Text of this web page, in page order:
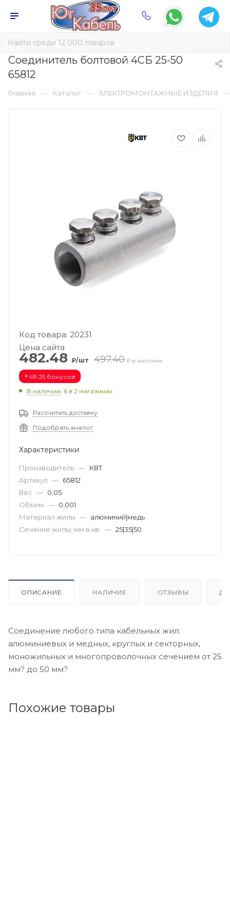
Соединитель болтовой 4СБ 25-50
65812
Главная — Каталог — ЭЛЕКТРОМОНТАЖНЫЕ ИЗДЕЛИЯ —
Код товара: 20231
Цена сайта
482.48 ₽/шт 497.40 ₽ в магазине
+48.25 бонусов
В наличии: 6 в 2 магазинах
Рассчитать доставку
Подобрать аналог
Характеристики
Производитель — КВТ
Артикул — 65812
Вес — 0,05
Объем — 0,001
Материал жилы — алюминий|медь
Сечение жилы, мм в кв.
— 25|35|50
ОПИСАНИЕ НАЛИЧИЕ ОТЗЫВЫ
Соединение любого типа кабельных жил:
алюминиевых и медных, круглых и секторных,
моножильных и многопроволочных сечением от 25
мм? до 50 мм?
Похожие товары